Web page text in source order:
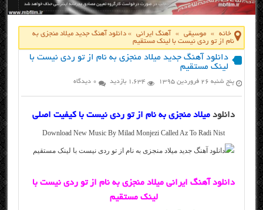
خانه » موسیقی » آهنگ ایرانی »دانلود آهنگ جدید میلاد منجزی به
نام از تو ردی نیست با لینک مستقیم
دانلود آهنگ جدید میلاد منجزی به نام از تو ردی نیست با
لینک مستقیم
پنج شنبه ۲۶ فروردین ۱۳۹۵ 1,634 بازدید 0 دیدگاه
دانلودمیلاد منجزی به نام از تو ردی نیست با کیفیت اصلی
Download New Music By Milad Monjezi Called Az To Radi Nist
دانلود آهنگ ایرانی میلاد منجزی به نام از تو ردی نیست با
لینک مستقیم